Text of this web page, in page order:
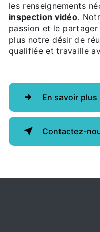
les renseignements
inspection vidéo.
passion et le
plus notre désir de
qualifiée et travaille
En savoir plus
Contactez-